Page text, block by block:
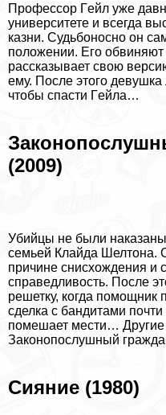
Профессор Гeйл уже
университете и всегда
казни. Судьбоносно он
положении. Его обвиняют
рассказывает свою
ему. После этого дeвyшка
чтобы спасти Гeйла…
(2009)
Убийцы не были
семьей Клайда Шелтона.
причине снисхождения и
справедливость. После
решетку, когда помощник
сделка с бандитами
помешает мести… Другие
Законопослушный
Сияние (1980)